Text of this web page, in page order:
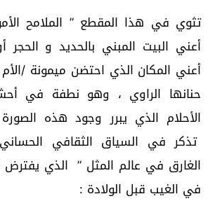
تثوي في هذا المقطع ” الملامح
أعني البيت المبني بالحديد و الحجر
أعني المكان الذي احتضن ميمونة /
حنانها الراوي ، وهو نطفة في
الأحلام الذي يبرر وجود هذه
تذكر في السياق الثقافي
الغارق في عالم المثل ” الذي يفترض
في الغيب قبل الولادة :